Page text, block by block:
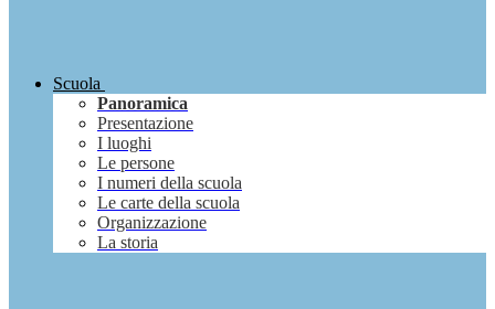
Scuola
Panoramica
Presentazione
I luoghi
Le persone
I numeri della scuola
Le carte della scuola
Organizzazione
La storia